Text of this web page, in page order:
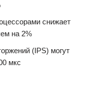
снижает
на 2%
(IPS) могут
мкс